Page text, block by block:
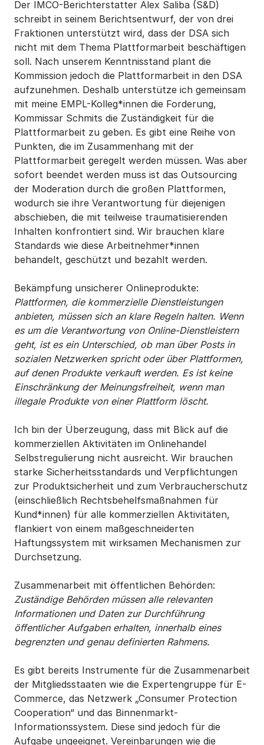
Der IMCO-Berichterstatter Alex Saliba (S&D)
schreibt in seinem Berichtsentwurf, der von drei
Fraktionen unterstützt wird, dass der DSA sich
nicht mit dem Thema Plattformarbeit beschäftigen
soll. Nach unserem Kenntnisstand plant die
Kommission jedoch die Plattformarbeit in den DSA
aufzunehmen. Deshalb unterstütze ich gemeinsam
mit meine EMPL-Kolleg*innen die Forderung,
Kommissar Schmits die Zuständigkeit für die
Plattformarbeit zu geben. Es gibt eine Reihe von
Punkten, die im Zusammenhang mit der
Plattformarbeit geregelt werden müssen. Was aber
sofort beendet werden muss ist das Outsourcing
der Moderation durch die großen Plattformen,
wodurch sie ihre Verantwortung für diejenigen
abschieben, die mit teilweise traumatisierenden
Inhalten konfrontiert sind. Wir brauchen klare
Standards wie diese Arbeitnehmer*innen
behandelt, geschützt und bezahlt werden.
Bekämpfung unsicherer Onlineprodukte:
Plattformen, die kommerzielle Dienstleistungen
anbieten, müssen sich an klare Regeln halten. Wenn
es um die Verantwortung von Online-Dienstleistern
geht, ist es ein Unterschied, ob man über Posts in
sozialen Netzwerken spricht oder über Plattformen,
auf denen Produkte verkauft werden. Es ist keine
Einschränkung der Meinungsfreiheit, wenn man
illegale Produkte von einer Plattform löscht.
Ich bin der Überzeugung, dass mit Blick auf die
kommerziellen Aktivitäten im Onlinehandel
Selbstregulierung nicht ausreicht. Wir brauchen
starke Sicherheitsstandards und Verpflichtungen
zur Produktsicherheit und zum Verbraucherschutz
(einschließlich Rechtsbehelfsmaßnahmen für
Kund*innen) für alle kommerziellen Aktivitäten,
flankiert von einem maßgeschneiderten
Haftungssystem mit wirksamen Mechanismen zur
Durchsetzung.
Zusammenarbeit mit öffentlichen Behörden:
Zuständige Behörden müssen alle relevanten
Informationen und Daten zur Durchführung
öffentlicher Aufgaben erhalten, innerhalb eines
begrenzten und genau definierten Rahmens.
Es gibt bereits Instrumente für die Zusammenarbeit
der Mitgliedsstaaten wie die Expertengruppe für E-
Commerce, das Netzwerk „Consumer Protection
Cooperation“ und das Binnenmarkt-
Informationssystem. Diese sind jedoch für die
Aufgabe ungeeignet. Vereinbarungen wie die